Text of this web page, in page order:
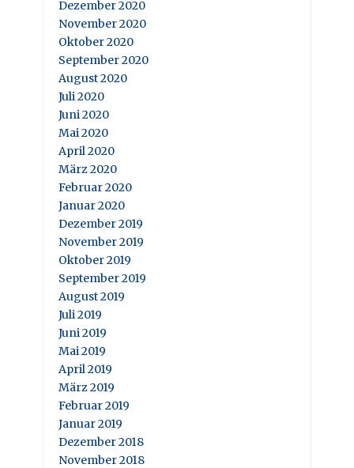
Dezember 2020
November 2020
Oktober 2020
September 2020
August 2020
Juli 2020
Juni 2020
Mai 2020
April 2020
März 2020
Februar 2020
Januar 2020
Dezember 2019
November 2019
Oktober 2019
September 2019
August 2019
Juli 2019
Juni 2019
Mai 2019
April 2019
März 2019
Februar 2019
Januar 2019
Dezember 2018
November 2018